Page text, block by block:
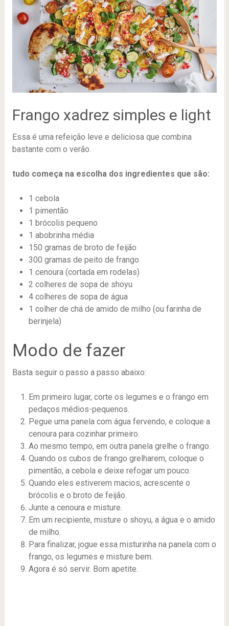
Frango xadrez simples e light
Essa é uma refeição leve e deliciosa que combina
bastante com o verão.
tudo começa na escolha dos ingredientes que são:
1 cebola
1 pimentão
1 brócolis pequeno
1 abobrinha média
150 gramas de broto de feijão
300 gramas de peito de frango
1 cenoura (cortada em rodelas)
2 colheres de sopa de shoyu
4 colheres de sopa de água
1 colher de chá de amido de milho (ou farinha de
berinjela)
Modo de fazer
Basta seguir o passo a passo abaixo:
Em primeiro lugar, corte os legumes e o frango em
pedaços médios-pequenos.
Pegue uma panela com água fervendo, e coloque a
cenoura para cozinhar primeiro.
Ao mesmo tempo, em outra panela grelhe o frango.
Quando os cubos de frango grelharem, coloque o
pimentão, a cebola e deixe refogar um pouco.
Quando eles estiverem macios, acrescente o
brócolis e o broto de feijão.
Junte a cenoura e misture.
Em um recipiente, misture o shoyu, a água e o amido
de milho.
Para finalizar, jogue essa misturinha na panela com o
frango, os legumes e misture bem.
Agora é só servir. Bom apetite.